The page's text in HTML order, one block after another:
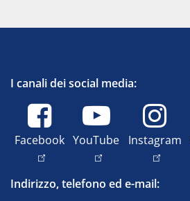
I canali dei social media:
Facebook YouTube Instagram
Indirizzo, telefono ed e-mail: